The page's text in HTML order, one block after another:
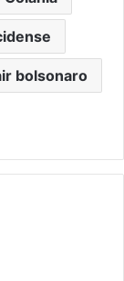
bolsonaro